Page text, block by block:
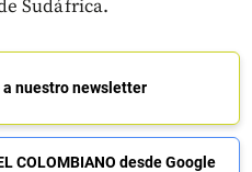
Sudáfrica.
nuestro newsletter
COLOMBIANO desde Google